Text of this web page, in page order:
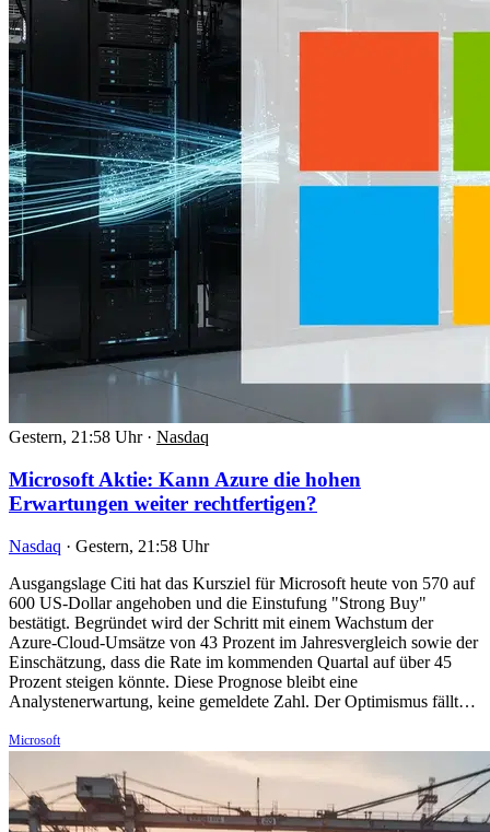
Gestern, 21:58 Uhr · Nasdaq
Microsoft Aktie: Kann Azure die hohen
Erwartungen weiter rechtfertigen?
Nasdaq · Gestern, 21:58 Uhr
Ausgangslage Citi hat das Kursziel für Microsoft heute von 570 auf
600 US-Dollar angehoben und die Einstufung "Strong Buy"
bestätigt. Begründet wird der Schritt mit einem Wachstum der
Azure-Cloud-Umsätze von 43 Prozent im Jahresvergleich sowie der
Einschätzung, dass die Rate im kommenden Quartal auf über 45
Prozent steigen könnte. Diese Prognose bleibt eine
Analystenerwartung, keine gemeldete Zahl. Der Optimismus fällt…
Microsoft